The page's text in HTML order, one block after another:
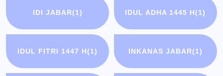
IDI JABAR(1) IDUL ADHA 1445 H(1)
IDUL FITRI 1447 H(1) INKANAS JABAR(1)